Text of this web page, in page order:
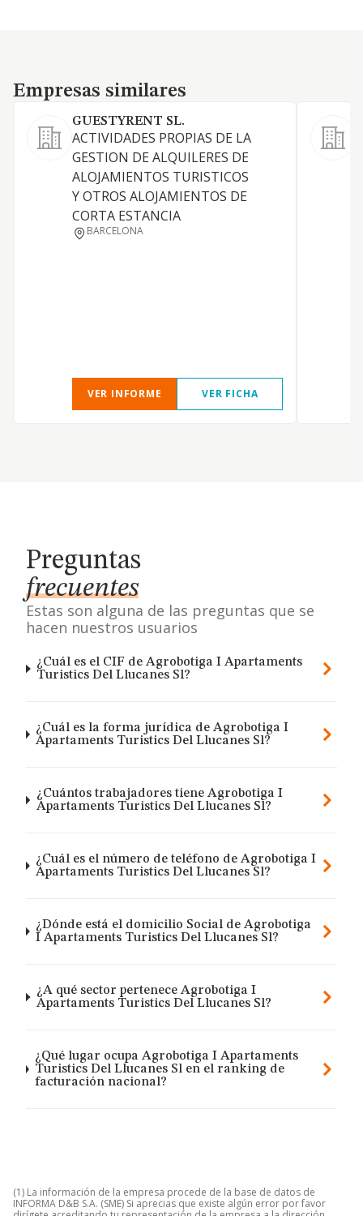
Empresas similares
Empresas similares
GUESTYRENT SL.
ACTIVIDADES PROPIAS DE LA
GESTION DE ALQUILERES DE
ALOJAMIENTOS TURISTICOS
Y OTROS ALOJAMIENTOS DE
CORTA ESTANCIA
BARCELONA
VER INFORME VER FICHA
Preguntas
frecuentes
Estas son alguna de las preguntas que se
hacen nuestros usuarios
¿Cuál es el CIF de Agrobotiga I Apartaments
Turistics Del Llucanes Sl?
¿Cuál es la forma jurídica de Agrobotiga I
Apartaments Turistics Del Llucanes Sl?
¿Cuántos trabajadores tiene Agrobotiga I
Apartaments Turistics Del Llucanes Sl?
¿Cuál es el número de teléfono de Agrobotiga I
Apartaments Turistics Del Llucanes Sl?
¿Dónde está el domicilio Social de Agrobotiga
I Apartaments Turistics Del Llucanes Sl?
¿A qué sector pertenece Agrobotiga I
Apartaments Turistics Del Llucanes Sl?
¿Qué lugar ocupa Agrobotiga I Apartaments
Turistics Del Llucanes Sl en el ranking de
facturación nacional?
(1) La información de la empresa procede de la base de datos de
INFORMA D&B S.A. (SME) Si aprecias que existe algún error por favor